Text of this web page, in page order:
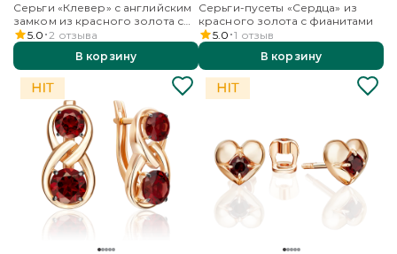
Серьги «Клевер» с английским
замком из красного золота с
ониксом
5.0 2 отзыва
В корзину
Серьги-пусеты «Сердца» из
красного золота с фианитами
5.0 1 отзыв
В корзину